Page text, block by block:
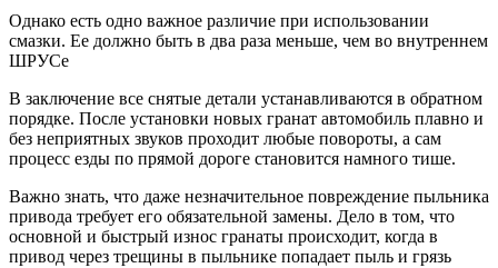
Однако есть одно важное различие при использовании
смазки. Ее должно быть в два раза меньше, чем во внутреннем
ШРУСе
В заключение все снятые детали устанавливаются в обратном
порядке. После установки новых гранат автомобиль плавно и
без неприятных звуков проходит любые повороты, а сам
процесс езды по прямой дороге становится намного тише.
Важно знать, что даже незначительное повреждение пыльника
привода требует его обязательной замены. Дело в том, что
основной и быстрый износ гранаты происходит, когда в
привод через трещины в пыльнике попадает пыль и грязь